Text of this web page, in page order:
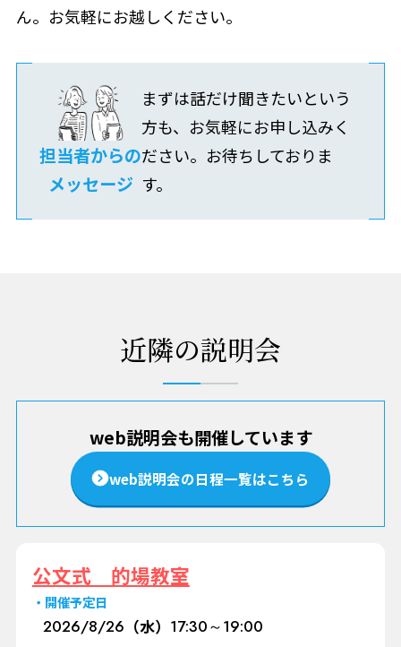
ん。お気軽にお越しください。
担当者からの
メッセージ
まずは話だけ聞きたいという
方も、お気軽にお申し込みく
ださい。お待ちしておりま
す。
近隣の説明会
web説明会も開催しています
web説明会の日程一覧はこちら
公文式 的場教室
開催予定日
2026/8/26 （水） 17:30～19:00